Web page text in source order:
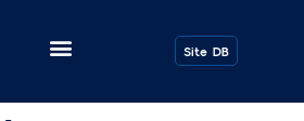
Site DB